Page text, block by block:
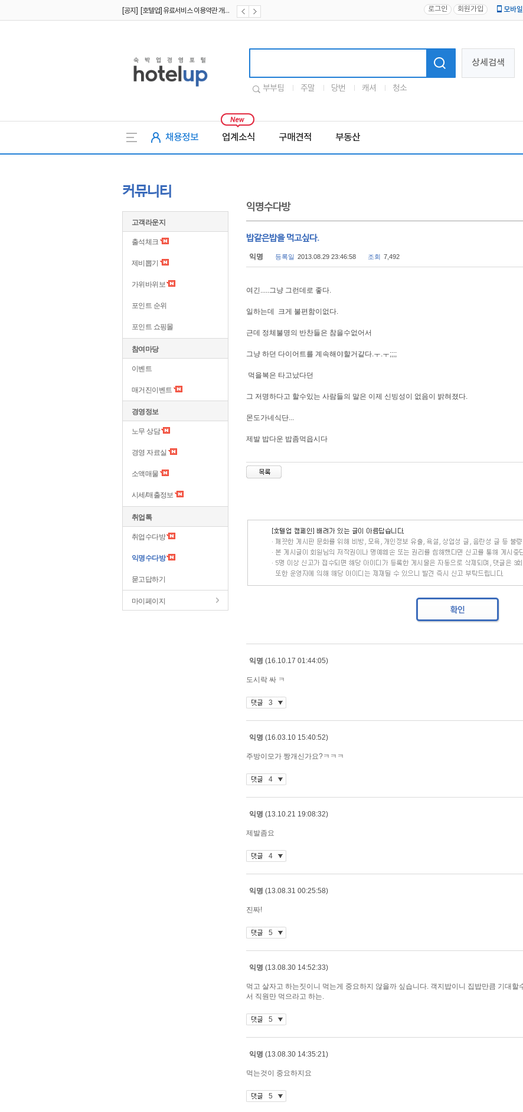
[공지] [호텔업] 개인정보 처리방침 개정본2 (19.09.02) 로그인 회원가입 모바일
상세검색
부부팀 주말 당번 캐셔 청소
채용정보 업계소식 구매견적 부동산
커뮤니티
고객라운지
출석체크
제비뽑기
가위바위보
포인트 순위
포인트 쇼핑몰
참여마당
이벤트
매거진이벤트
경영정보
노무 상담
경영 자료실
소액매물
시세/매출정보
취업톡
취업수다방
익명수다방
묻고답하기
마이페이지
익명수다방
밥같은밥을 먹고싶다.
익명 등록일 2013.08.29 23:46:58 조회 7,492
여긴.....그냥 그런데로 좋다.
일하는데 크게 불편함이없다.
근데 정체불명의 반찬들은 참을수없어서
그냥 하던 다이어트를 계속해야할거같다.ㅜ.ㅜ;;;;
먹을복은 타고났다던
그 저명하다고 할수있는 사람들의 말은 이제 신빙성이 없음이 밝혀졌다.
몬도가네식단...
제발 밥다운 밥좀먹읍시다